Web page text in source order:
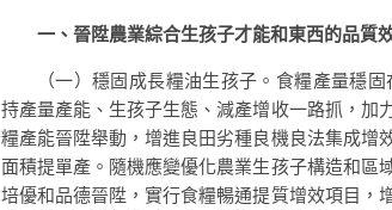
一、晉陞農業綜合生孩子才能和東西的品質
（一）穩固成長糧油生孩子。食糧產量穩
持產量產能、生孩子生態、減產增收一路抓，加
糧產能晉陞舉動，增進良田劣種良機良法集成增
面積提單產。隨機應變優化農業生孩子構造和區
培優和品德晉陞，實行食糧暢通提質增效項目，